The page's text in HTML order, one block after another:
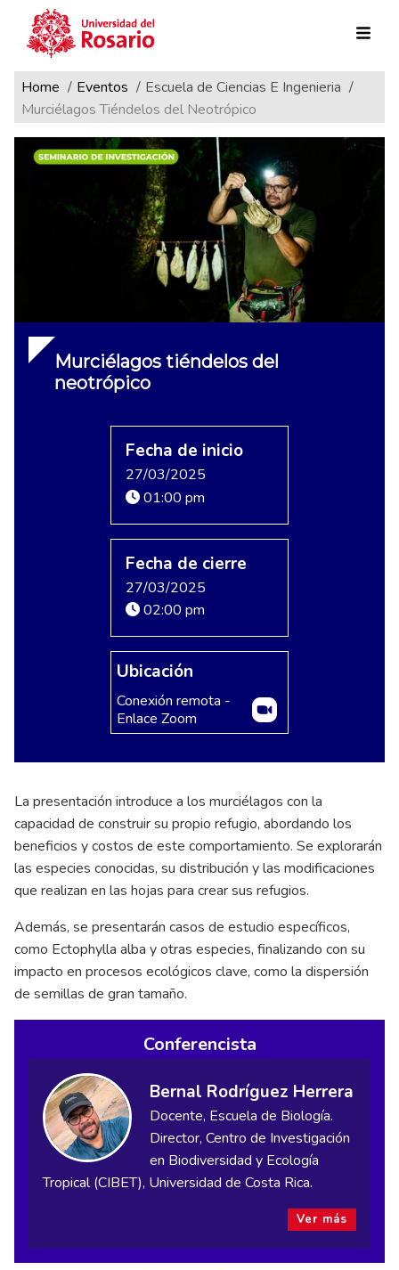
Pasar al contenido principal
Ruta de navegación
Home Eventos
Escuela de Ciencias E Ingenieria
Murciélagos Tiéndelos del Neotrópico
Murciélagos tiéndelos del
neotrópico
Fecha de inicio
27/03/2025
01:00 pm
Fecha de cierre
27/03/2025
02:00 pm
Ubicación
Conexión remota -
Enlace Zoom
La presentación introduce a los murciélagos con la
capacidad de construir su propio refugio, abordando los
beneficios y costos de este comportamiento. Se explorarán
las especies conocidas, su distribución y las modificaciones
que realizan en las hojas para crear sus refugios.
Además, se presentarán casos de estudio específicos,
como Ectophylla alba y otras especies, finalizando con su
impacto en procesos ecológicos clave, como la dispersión
de semillas de gran tamaño.
Conferencista
Bernal Rodríguez Herrera
Docente, Escuela de Biología.
Director, Centro de Investigación
en Biodiversidad y Ecología
Tropical (CIBET), Universidad de Costa Rica.
Ver más